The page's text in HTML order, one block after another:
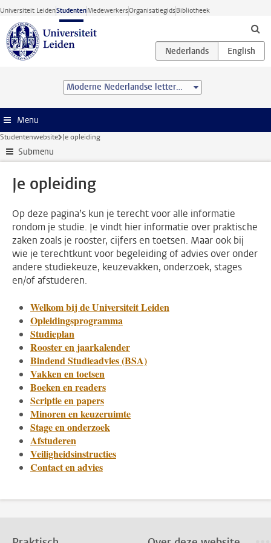
Ga direct naar de inhoud
Universiteit LeidenStudentenMedewerkersOrganisatiegidsBibliotheek
Moderne Nederlandse letterkunde (MA)
Menu
Studentenwebsite Je opleiding
Submenu
Je opleiding
Op deze pagina’s kun je terecht voor alle informatie
rondom je studie. Je vindt hier informatie over praktische
zaken zoals je rooster, cijfers en toetsen. Maar ook bij
wie je terechtkunt voor begeleiding of advies over onder
andere studiekeuze, keuzevakken, onderzoek, stages
en/of afstuderen.
Welkom bij de Universiteit Leiden
Opleidingsprogramma
Studieplan
Rooster en jaarkalender
Bindend Studieadvies (BSA)
Vakken en toetsen
Boeken en readers
Scriptie en papers
Minoren en keuzeruimte
Stage en onderzoek
Afstuderen
Veiligheidsinstructies
Contact en advies